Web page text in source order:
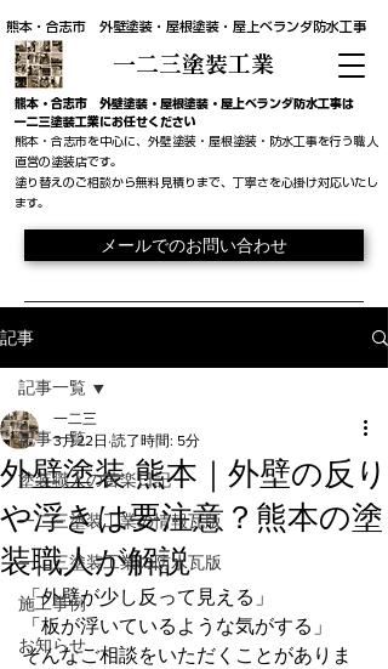
熊本・合志市 外壁塗装・屋根塗装・屋上ベランダ防水工事
一二三塗装工業
​熊本・合志市 外壁塗装・屋根塗装・屋上ベランダ防水工事は
一二三塗装工業にお任せください
熊本・合志市を中心に、外壁塗装・屋根塗装・防水工事を行う職人
直営の塗装店です。
​塗り替えのご相談から無料見積りまで、丁寧さを心掛け対応いたし
ます。
メールでのお問い合わせ
記事
記事一覧
塗装職人の苦楽日記
一二三塗装工業の情報瓦版
一二三塗装工業の防水瓦版
施工事例
お知らせ
記事一覧
外壁塗装 熊本｜外壁の反り
や浮きは要注意？熊本の塗
装職人が解説
一二三
3月22日 読了時間: 5分
「外壁が少し反って見える」
「板が浮いているような気がする」
そんなご相談をいただくことがありま